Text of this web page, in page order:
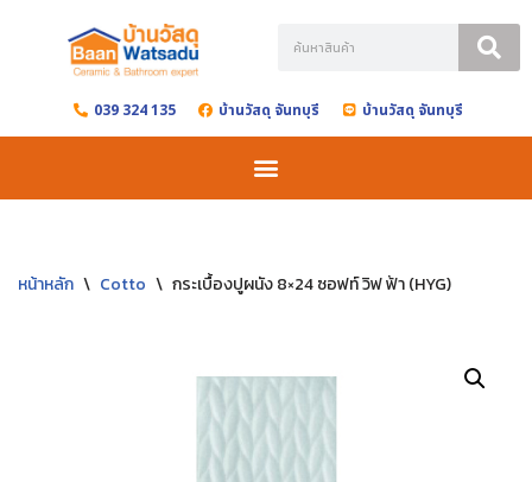
content 039 324 135 บ้านวัสดุ จันทบุรี บ้านวัสดุ จันทบุรี
หน้าหลัก \ Cotto \ กระเบื้องปูผนัง 8×24 ซอฟท์ วิฟ ฟ้า (HYG)